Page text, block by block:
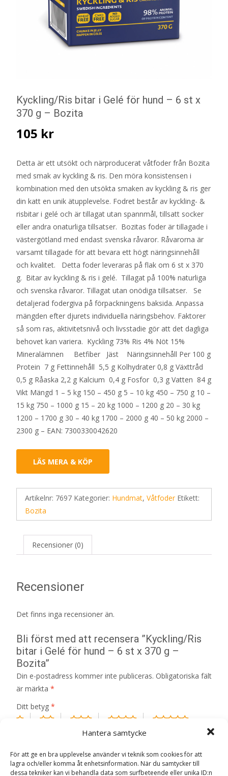
Hantera samtycke
För att ge en bra upplevelse använder vi teknik som cookies för att
lagra och/eller komma åt enhetsinformation. När du samtycker till
dessa tekniker kan vi behandla data som surfbeteende eller unika ID:n
Kyckling/Ris bitar i Gelé för hund – 6 st x
370 g – Bozita
105 kr
Detta är ett utsökt och närproducerat våtfoder från Bozita
med smak av kyckling & ris. Den möra konsistensen i
kombination med den utsökta smaken av kyckling & ris ger
din katt en unik ätupplevelse. Fodret består av kyckling- &
risbitar i gelé och är tillagat utan spannmål, tillsatt socker
eller andra onaturliga tillsatser. Bozitas foder är tillagade i
västergötland med endast svenska råvaror. Råvarorna är
varsamt tillagade för att bevara ett högt näringsinnehåll
och kvalitet. Detta foder leveraras på flak om 6 st x 370
g. Bitar av kyckling & ris i gelé. Tillagat på 100% naturliga
och svenska råvaror. Tillagat utan onödiga tillsatser. Se
detaljerad fodergiva på förpackningens baksida. Anpassa
mängden efter djurets individuella näringsbehov. Faktorer
så som ras, aktivitetsnivå och livsstadie gör att det dagliga
behovet kan variera. Kyckling 73% Ris 4% Nöt 15%
Mineralämnen Betfiber Jäst Näringsinnehåll Per 100 g
Protein 7 g Fettinnehåll 5,5 g Kolhydrater 0,8 g Växttråd
0,5 g Råaska 2,2 g Kalcium 0,4 g Fosfor 0,3 g Vatten 84 g
Vikt Mängd 1 – 5 kg 150 – 450 g 5 – 10 kg 450 – 750 g 10 –
15 kg 750 – 1000 g 15 – 20 kg 1000 – 1200 g 20 – 30 kg
1200 – 1700 g 30 – 40 kg 1700 – 2000 g 40 – 50 kg 2000 –
2300 g – EAN: 7300330042620
LÄS MERA & KÖP
Artikelnr: 7697 Kategorier: Hundmat, Våtfoder Etikett:
Bozita
Recensioner (0)
Recensioner
Det finns inga recensioner än.
Bli först med att recensera ”Kyckling/Ris
bitar i Gelé för hund – 6 st x 370 g –
Bozita”
Din e-postadress kommer inte publiceras. Obligatoriska fält
är märkta *
Ditt betyg *